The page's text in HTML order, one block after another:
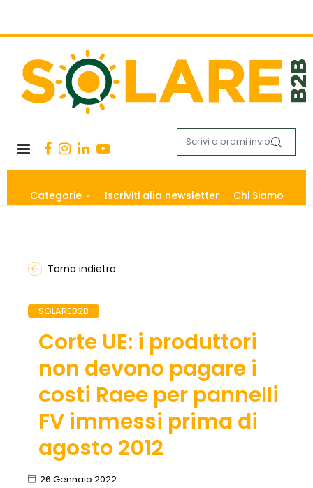
Categorie Iscriviti alla newsletter Chi Siamo
Torna indietro
SOLAREB2B
Corte UE: i produttori
non devono pagare i
costi Raee per pannelli
FV immessi prima di
agosto 2012
26 Gennaio 2022